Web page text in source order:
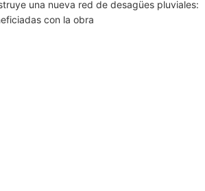
una nueva red de desagües pluviales:
con la obra